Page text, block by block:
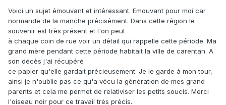
Voici un sujet émouvant et intéressant. Emouvant pour moi car
normande de la manche précisément. Dans cette région le
souvenir est très présent et l'on peut
à chaque coin de rue voir un détail qui rappelle cette période. Ma
grand mère pendant cette période habitait la ville de carentan. A
son décès j'ai récupéré
ce papier qu'elle gardait précieusement. Je le garde à mon tour,
ainsi je n'oublie pas ce qu'a vécu la génération de mes grand
parents et cela me permet de relativiser les petits soucis. Merci
l'oiseau noir pour ce travail très précis.